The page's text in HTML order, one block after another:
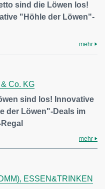
sind die Löwen los!
"Höhle der Löwen"-
mehr
Co. KG
sind los! Innovative
der Löwen"-Deals im
mehr
ESSEN&TRINKEN